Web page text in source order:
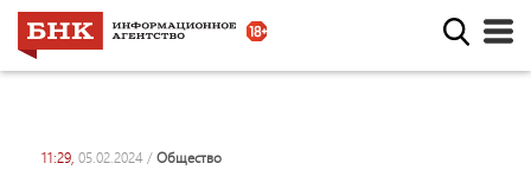
11:29, 05.02.2024 / общество